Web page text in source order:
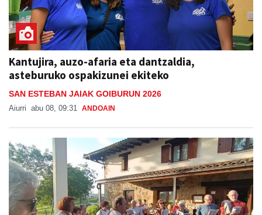
Kantujira, auzo-afaria eta dantzaldia,
asteburuko ospakizunei ekiteko
SAN ESTEBAN JAIAK GOIBURUN 2026
Aiurri abu 08, 09:31 ANDOAIN